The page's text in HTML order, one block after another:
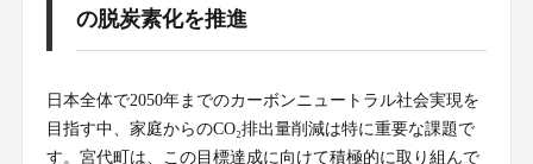
の脱炭素化を推進
日本全体で2050年までのカーボンニュートラル社会実現を
目指す中、家庭からのCO₂排出量削減は特に重要な課題で
す。宮代町は、この目標達成に向けて積極的に取り組んで